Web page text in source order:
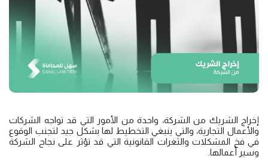
إخراج الشريك من الشركة، واحدة من الأمور التي قد تواجه الشركات
والأعمال التجارية، والتي ينبغي التخطيط لها بشكل جيد لتجنب الوقوع
في فخ المشكلات والثغرات القانونية التي قد تؤثر على نجاح الشركة
وسير أعمالها.